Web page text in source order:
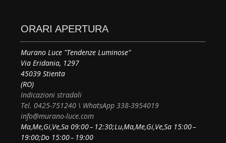
ORARI APERTURA
Murano Luce "Tendenze Luminose"
Via Eridania, 1297
45039 Stienta
(RO)
Indicazioni stradali
Tel. 0425-751240 \ WhatsApp 338-3954019
info@murano-luce.com
Ma,Me,Gi,Ve,Sa 09:00 – 12:30;Lu,Ma,Me,Gi,Ve,Sa 15:00 –
19:00;Do 15:00 – 19:00